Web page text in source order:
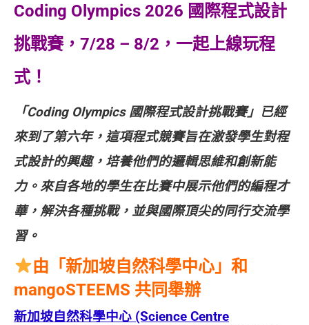
Coding Olympics 2026 國際程式設計
挑戰賽，7/28 – 8/2，一起上線玩程
式！
「Coding Olympics 國際程式設計挑戰賽」已經
來到了第六年， 這項程式競賽旨在激發學生對程
式設計的興趣，培養他們的邏輯思維和創新能
力。來自各地的學生在比賽中展示他們的編程才
華，解決各種挑戰，並與國際頂尖的同行交流學
習。
由「新加坡自然科學中心」和
mangoSTEEMS 共同舉辦
新加坡自然科學中心 (Science Centre